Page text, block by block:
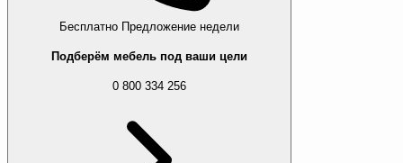
Бесплатно Предложение недели
Подберём мебель под ваши цели
0 800 334 256